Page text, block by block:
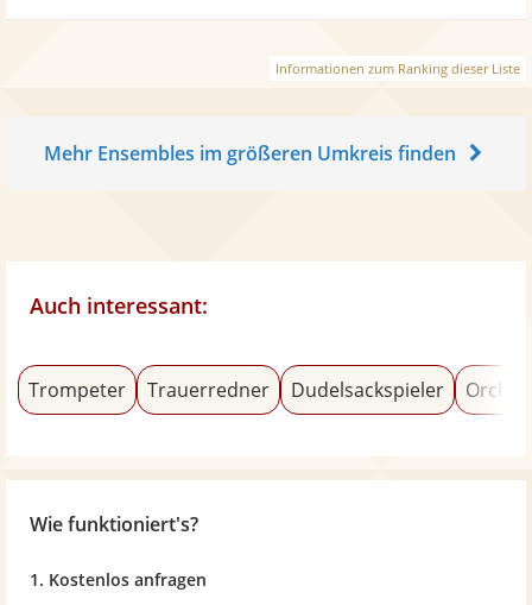
Informationen zum Ranking dieser Liste
Mehr Ensembles im größeren Umkreis finden
Auch interessant:
Trompeter Trauerredner Dudelsackspieler
Wie funktioniert's?
1. Kostenlos anfragen